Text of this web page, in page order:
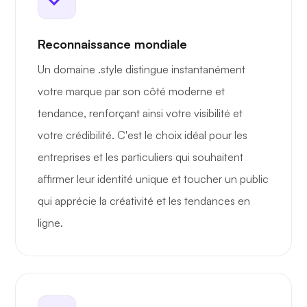
Reconnaissance mondiale
Un domaine .style distingue instantanément
votre marque par son côté moderne et
tendance, renforçant ainsi votre visibilité et
votre crédibilité. C'est le choix idéal pour les
entreprises et les particuliers qui souhaitent
affirmer leur identité unique et toucher un public
qui apprécie la créativité et les tendances en
ligne.